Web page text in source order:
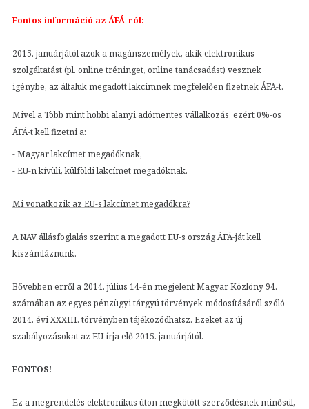
Fontos információ az ÁFÁ-ról:
2015. januárjától azok a magánszemélyek, akik elektronikus
szolgáltatást (pl. online tréninget, online tanácsadást) vesznek
igénybe, az általuk megadott lakcímnek megfelelően fizetnek ÁFA-t.
Mivel a Több mint hobbi alanyi adómentes vállalkozás, ezért 0%-os
ÁFÁ-t kell fizetni a:
- Magyar lakcímet megadóknak,
- EU-n kívüli, külföldi lakcímet megadóknak.
Mi vonatkozik az EU-s lakcímet megadókra?
A NAV állásfoglalás szerint a megadott EU-s ország ÁFÁ-ját kell
kiszámláznunk.
Bővebben erről a 2014. július 14-én megjelent Magyar Közlöny 94.
számában az egyes pénzügyi tárgyú törvények módosításáról szóló
2014. évi XXXIII. törvényben tájékozódhatsz. Ezeket az új
szabályozásokat az EU írja elő 2015. januárjától.
FONTOS!
Ez a megrendelés elektronikus úton megkötött szerződésnek minősül,